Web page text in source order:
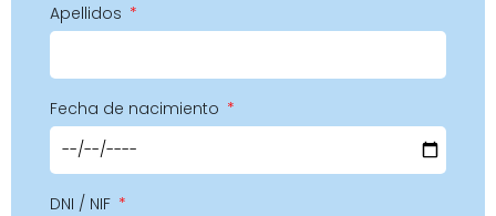
Apellidos
Fecha de nacimiento
DNI / NIF